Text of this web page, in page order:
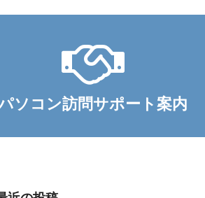
ソコン訪問サポート案内